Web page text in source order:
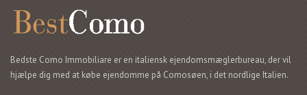
Bedste Como Immobiliare er en italiensk ejendomsmæglerbureau, der vil
hjælpe dig med at købe ejendomme på Comosøen, i det nordlige Italien.